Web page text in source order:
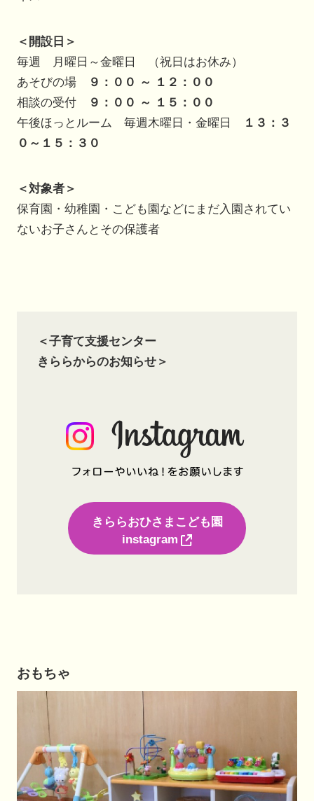
＜開設日＞
毎週 月曜日～金曜日 （祝日はお休み）
あそびの場
９：００ ～ １２：００
相談の受付
９：００ ～ １５：００
午後ほっとルーム 毎週木曜日・金曜日
１３：３
０～１５：３０
＜対象者＞
保育園・幼稚園・こども園などにまだ入園されてい
ないお子さんとその保護者
＜子育て支援センター
きららからのお知らせ＞
きららおひさまこども園
instagram
おもちゃ